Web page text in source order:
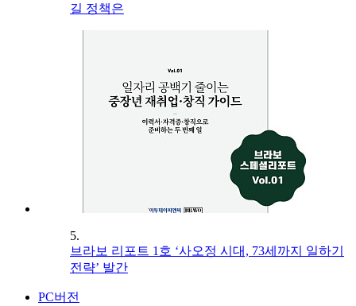
길 정책은
5.
브라보 리포트 1호 ‘사오정 시대, 73세까지 일하기
전략’ 발간
PC버전